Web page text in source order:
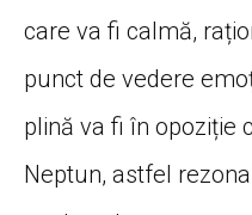
care va fi calmă,
punct de vedere
plină va fi în opoziție
Neptun, astfel